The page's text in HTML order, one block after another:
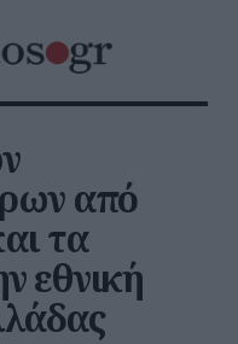
από
τα
εθνική